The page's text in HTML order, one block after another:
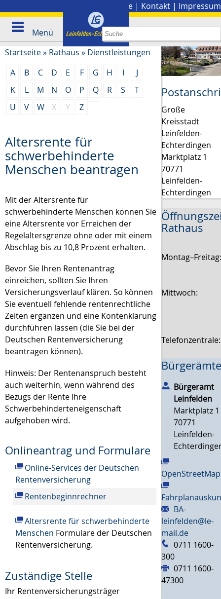
Presse | Kontakt | Impressum
Menü
Startseite» Rathaus » Dienstleistungen
A
B C D E F G H I
J
K
L M N O P Q R S
T
U
V W X Y Z
Altersrente für
schwerbehinderte
Menschen beantragen
Mit der Altersrente für
schwerbehinderte Menschen können Sie
eine Altersrente vor Erreichen der
Regelaltersgrenze ohne oder mit einem
Abschlag bis zu 10,8 Prozent erhalten.
Bevor Sie Ihren Rentenantrag
einreichen, sollten Sie Ihren
Versicherungsverlauf klären. So können
Sie eventuell fehlende rentenrechtliche
Zeiten ergänzen und eine Kontenklärung
durchführen lassen (die Sie bei der
Deutschen Rentenversicherung
beantragen können).
Hinweis: Der Rentenanspruch besteht
auch weiterhin, wenn während des
Bezugs der Rente Ihre
Schwerbehinderteneigenschaft
aufgehoben wird.
Onlineantrag und Formulare
Online-Services der Deutschen
Rentenversicherung
Rentenbeginnrechner
Altersrente für schwerbehinderte
Menschen Formulare der Deutschen
Rentenversicherung.
Zuständige Stelle
Ihr Rentenversicherungsträger
Große
Kreisstadt
Leinfelden-
Echterdingen
Marktplatz 1
70771
Leinfelden-
Echterdingen
Rathaus
Mittwoch:
Bürgeramt
Leinfelden
Marktplatz 1
70771
Leinfelden-
OpenStreetMap
BA-
leinfelden@le-
mail.de
0711 1600-
300
0711 1600-
47300